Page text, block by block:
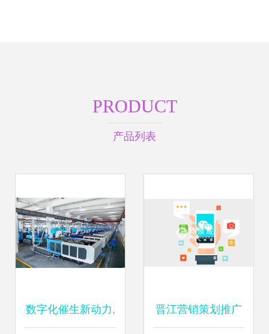
PRODUCT
产品列表
数字化催生新动力, 晋江营销策划推广